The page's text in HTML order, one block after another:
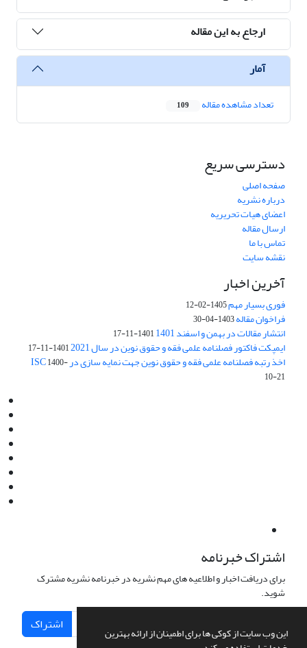
این وب سایت از کوکی ها برای اطمینان از ارائه بهترین
ارجاع به این مقاله
آمار
تعداد مشاهده مقاله 109
دسترسی سریع
صفحه اصلی
درباره نشریه
اعضای هیات تحریریه
ارسال مقاله
تماس با ما
نقشه سایت
آخرین اخبار
فوری بسیار مهم1405-02-12
فراخوان مقاله1403-04-30
انتشار مقالات در بهمن و اسفند 1401 1401-11-17
ایمپکت فاکتور فصلنامه علمی فقه و حقوق نوین در سال 2021 1401-11-17
اخذ رتبه فصلنامه علمی فقه و حقوق نوین جهت نمایه سازی در ISC1400-
10-21
اشتراک خبرنامه
برای دریافت اخبار و اطلاعیه های مهم نشریه در خبرنامه نشریه مشترک
شوید.
اشتراک